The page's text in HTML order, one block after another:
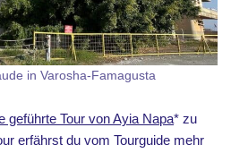
in Varosha-Famagusta
geführte Tour von Ayia Napa* zu
erfährst du vom Tourguide mehr